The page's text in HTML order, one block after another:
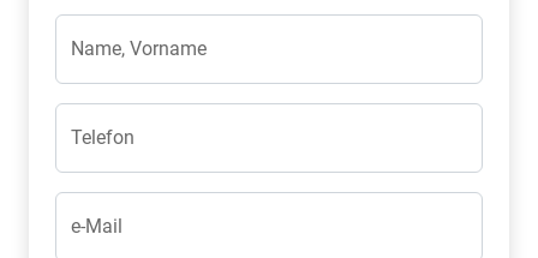
Name, Vorname
Telefon
e-Mail